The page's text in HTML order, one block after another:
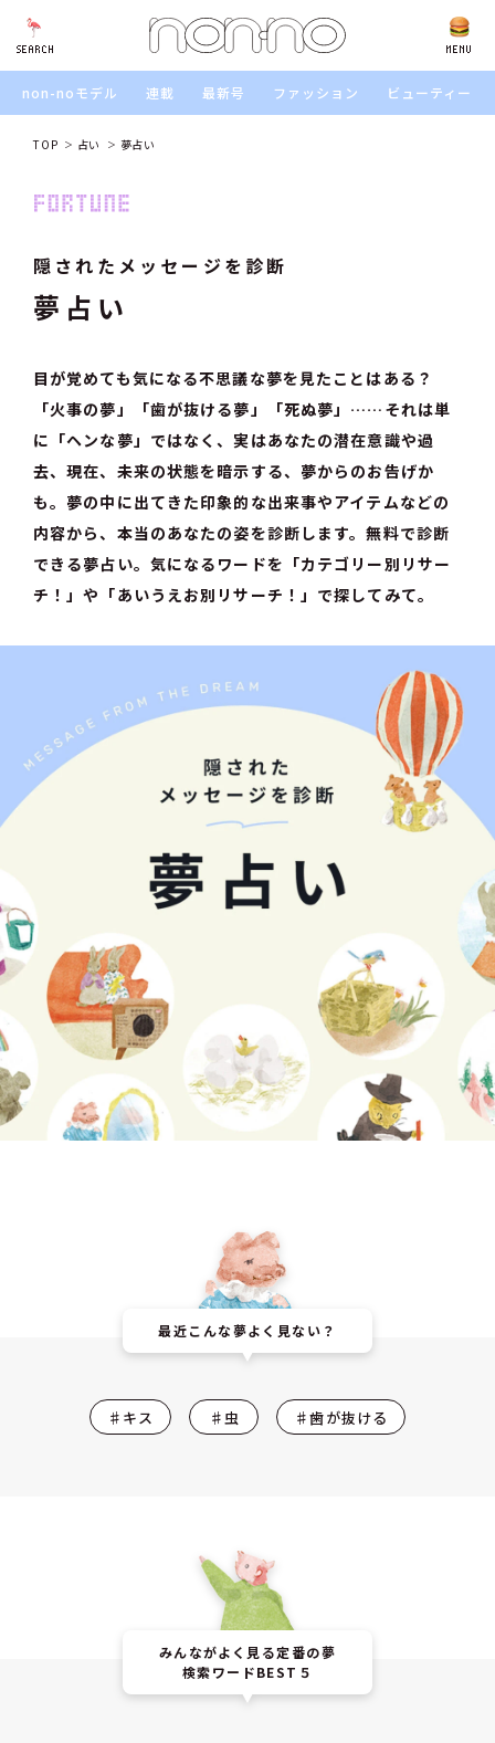
SEARCH MENU
SEARCH
non-noモデル 連載 最新号 ファッション ビューティー
TOP 占い 夢占い
隠されたメッセージを診断
夢占い
目が覚めても気になる不思議な夢を見たことはある？
「火事の夢」「歯が抜ける夢」「死ぬ夢」……それは単
に「ヘンな夢」ではなく、実はあなたの潜在意識や過
去、現在、未来の状態を暗示する、夢からのお告げか
も。夢の中に出てきた印象的な出来事やアイテムなどの
内容から、本当のあなたの姿を診断します。無料で診断
できる夢占い。気になるワードを「カテゴリー別リサー
チ！」や「あいうえお別リサーチ！」で探してみて。
最近こんな夢よく見ない？
♯キス ♯虫 ♯歯が抜ける
みんながよく見る定番の夢
検索ワードBEST５